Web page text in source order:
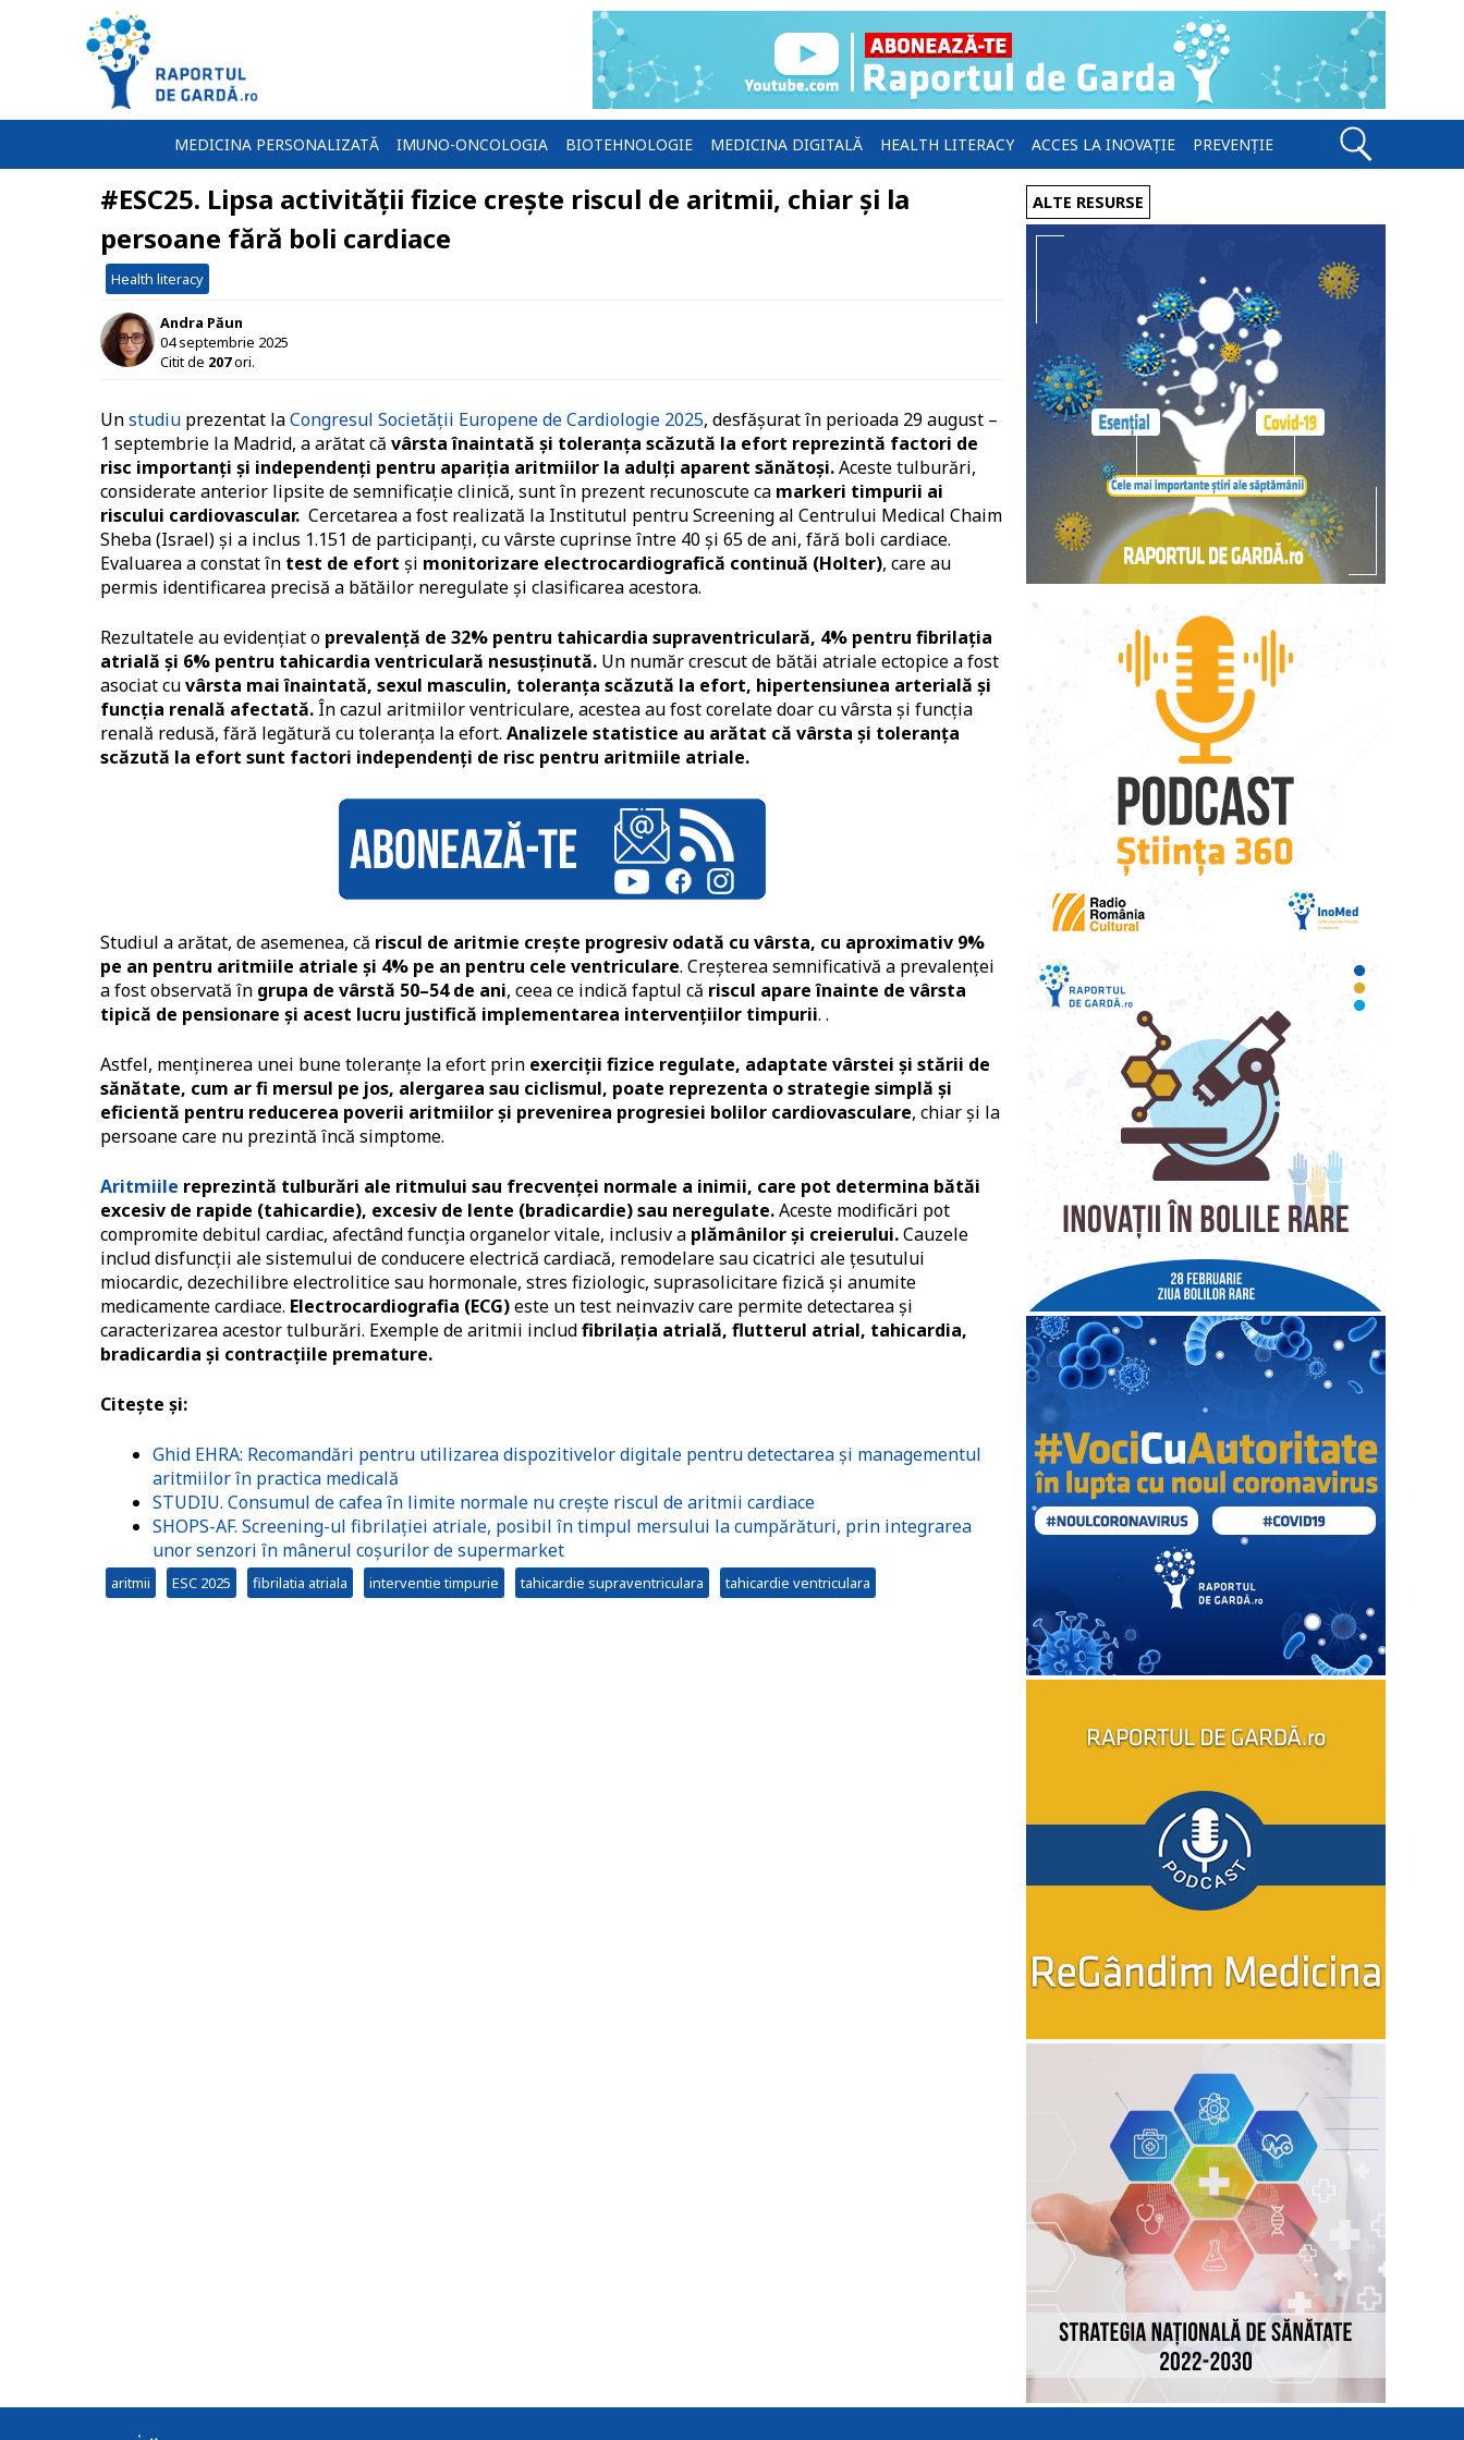
MEDICINA PERSONALIZATĂ IMUNO-ONCOLOGIA BIOTEHNOLOGIE MEDICINA DIGITALĂ HEALTH LITERACY ACCES LA INOVAȚIE PREVENȚIE
#ESC25. Lipsa activității fizice crește riscul de aritmii, chiar și la
persoane fără boli cardiace
Health literacy
Andra Păun
04 septembrie 2025
Citit de 207ori.
Unstudiu prezentat laCongresul Societății Europene de Cardiologie 2025, desfășurat în perioada 29 august –
1 septembrie la Madrid, a arătat că vârsta înaintată și toleranța scăzută la efort reprezintă factori de
risc importanți și independenți pentru apariția aritmiilor la adulți aparent sănătoși.Aceste tulburări,
considerate anterior lipsite de semnificație clinică, sunt în prezent recunoscute ca markeri timpurii ai
riscului cardiovascular. Cercetarea a fost realizată la Institutul pentru Screening al Centrului Medical Chaim
Sheba (Israel) și a inclus 1.151 de participanți, cu vârste cuprinse între 40 și 65 de ani, fără boli cardiace.
Evaluarea a constat în test de efort și monitorizare electrocardiografică continuă (Holter), care au
permis identificarea precisă a bătăilor neregulate și clasificarea acestora.
Rezultatele au evidențiat o prevalență de 32% pentru tahicardia supraventriculară, 4% pentru fibrilația
atrială și 6% pentru tahicardia ventriculară nesusținută. Un număr crescut de bătăi atriale ectopice a fost
asociat cuvârsta mai înaintată, sexul masculin, toleranța scăzută la efort, hipertensiunea arterială și
funcția renală afectată.În cazul aritmiilor ventriculare, acestea au fost corelate doar cu vârsta și funcția
renală redusă, fără legătură cu toleranța la efort. Analizele statistice au arătat că vârsta și toleranța
scăzută la efort sunt factori independenți de risc pentru aritmiile atriale.
Studiul a arătat, de asemenea, că riscul de aritmie crește progresiv odată cu vârsta, cu aproximativ 9%
pe an pentru aritmiile atriale și 4% pe an pentru cele ventriculare. Creșterea semnificativă a prevalenței
a fost observată în grupa de vârstă 50–54 de ani, ceea ce indică faptul că riscul apare înainte de vârsta
tipică de pensionare și acest lucru justifică implementarea intervențiilor timpurii. .
Astfel, menținerea unei bune toleranțe la efort prin exerciții fizice regulate, adaptate vârstei și stării de
sănătate, cum ar fi mersul pe jos, alergarea sau ciclismul, poate reprezenta o strategie simplă și
eficientă pentru reducerea poverii aritmiilor și prevenirea progresiei bolilor cardiovasculare, chiar și la
persoane care nu prezintă încă simptome.
Aritmiile reprezintă tulburări ale ritmului sau frecvenței normale a inimii, care pot determina bătăi
excesiv de rapide (tahicardie), excesiv de lente (bradicardie) sau neregulate.Aceste modificări pot
compromite debitul cardiac, afectând funcția organelor vitale, inclusiv a plămânilor și creierului.Cauzele
includ disfuncții ale sistemului de conducere electrică cardiacă, remodelare sau cicatrici ale țesutului
miocardic, dezechilibre electrolitice sau hormonale, stres fiziologic, suprasolicitare fizică și anumite
medicamente cardiace. Electrocardiografia (ECG)este un test neinvaziv care permite detectarea și
caracterizarea acestor tulburări. Exemple de aritmii includfibrilația atrială, flutterul atrial, tahicardia,
bradicardia și contracțiile premature.
Citește și:
Ghid EHRA: Recomandări pentru utilizarea dispozitivelor digitale pentru detectarea și managementul
aritmiilor în practica medicală
STUDIU. Consumul de cafea în limite normale nu crește riscul de aritmii cardiace
SHOPS-AF. Screening-ul fibrilației atriale, posibil în timpul mersului la cumpărături, prin integrarea
unor senzori în mânerul coșurilor de supermarket
aritmii ESC 2025 fibrilatia atriala interventie timpurie tahicardie supraventriculara tahicardie ventriculara
ALTE RESURSE